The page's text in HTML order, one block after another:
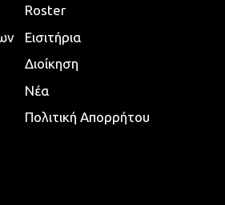
Roster
Εισιτήρια
Διοίκηση
Νέα
Πολιτική Απορρήτου